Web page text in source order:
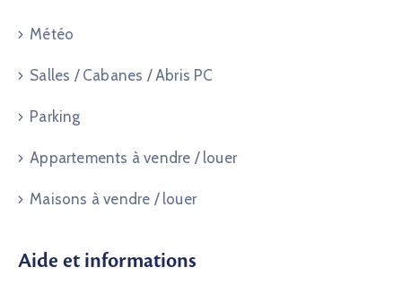
Météo
Salles / Cabanes / Abris PC
Parking
Appartements à vendre / louer
Maisons à vendre / louer
Aide et informations